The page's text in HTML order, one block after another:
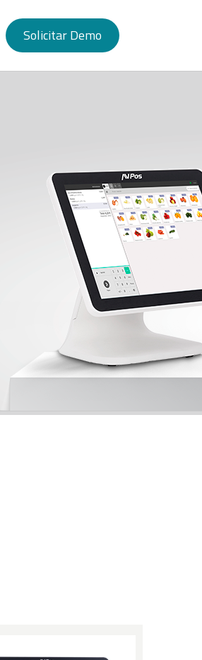
Solicitar Demo